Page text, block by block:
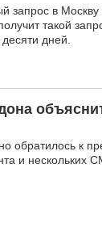
в
такой
дней.
обратилось к
и